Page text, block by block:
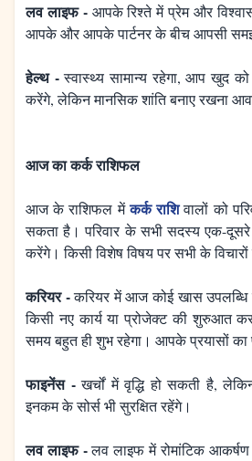
लव लाइफ - आपके रिश्ते में प्रेम और
आपके और आपके पार्टनर के बीच आपसी
हेल्थ -स्वास्थ्य सामान्य रहेगा, आप खुद
करेंगे, लेकिन मानसिक शांति बनाए रखना
आज का कर्क राशिफल
आज के राशिफल मेंकर्क राशिवालों को
सकता है। परिवार के सभी सदस्य एक-
करेंगे। किसी विशेष विषय पर सभी के विचारों
करियर -करियर में आज कोई खास
किसी नए कार्य या प्रोजेक्ट की शुरुआत
समय बहुत ही शुभ रहेगा। आपके प्रयासों का
फाइनेंस -खर्चों में वृद्धि हो सकती है,
इनकम के सोर्स भी सुरक्षित रहेंगे।
लव लाइफ -लव लाइफ में रोमांटिक